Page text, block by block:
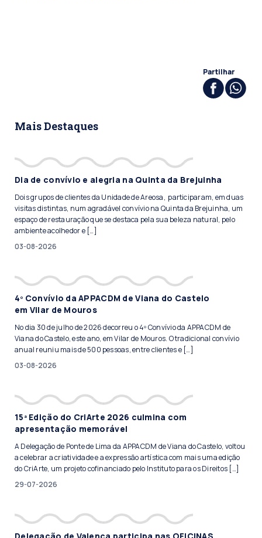
Partilhar
Mais Destaques
Dia de convívio e alegria na Quinta da Brejuinha
Dois grupos de clientes da Unidade de Areosa, participaram, em duas
visitas distintas, num agradável convívio na Quinta da Brejuinha, um
espaço de restauração que se destaca pela sua beleza natural, pelo
ambiente acolhedor e […]
03-08-2026
4º Convívio da APPACDM de Viana do Castelo
em Vilar de Mouros
No dia 30 de julho de 2026 decorreu o 4º Convívio da APPACDM de
Viana do Castelo, este ano, em Vilar de Mouros. O tradicional convívio
anual reuniu mais de 500 pessoas, entre clientes e […]
03-08-2026
15ª Edição do CriArte 2026 culmina com
apresentação memorável
A Delegação de Ponte de Lima da APPACDM de Viana do Castelo, voltou
a celebrar a criatividade e a expressão artística com mais uma edição
do CriArte, um projeto cofinanciado pelo Instituto para os Direitos […]
29-07-2026